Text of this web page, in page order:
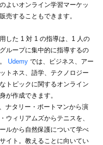
よいオンライン学習マーケッ
売することもできます。
した 1 対 1 の指導は、1 人の
ループに集中的に指導するの
Udemy では、ビジネス、アー
トネス、語学、テクノロジー
トピックに関するオンライン
が作成できます。
ナタリー・ポートマンから演
ウィリアムズからテニスを、
ルから自然保護について学べ
イト。教えることに向いてい